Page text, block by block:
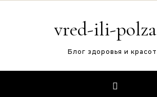
vred-ili-
Блог здоровья и